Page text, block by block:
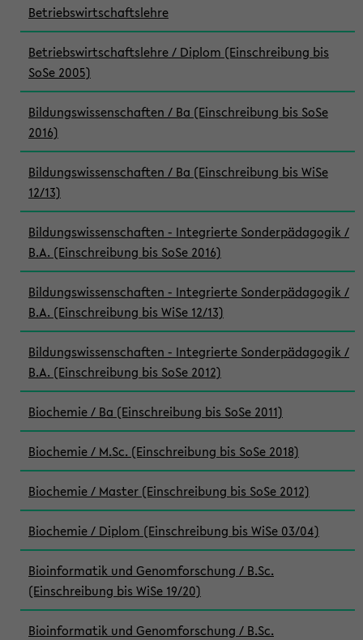
Betriebswirtschaftslehre
Betriebswirtschaftslehre / Diplom (Einschreibung bis
SoSe 2005)
Bildungswissenschaften / Ba (Einschreibung bis SoSe
2016)
Bildungswissenschaften / Ba (Einschreibung bis WiSe
12/13)
Bildungswissenschaften - Integrierte Sonderpädagogik /
B.A. (Einschreibung bis SoSe 2016)
Bildungswissenschaften - Integrierte Sonderpädagogik /
B.A. (Einschreibung bis WiSe 12/13)
Bildungswissenschaften - Integrierte Sonderpädagogik /
B.A. (Einschreibung bis SoSe 2012)
Biochemie / Ba (Einschreibung bis SoSe 2011)
Biochemie / M.Sc. (Einschreibung bis SoSe 2018)
Biochemie / Master (Einschreibung bis SoSe 2012)
Biochemie / Diplom (Einschreibung bis WiSe 03/04)
Bioinformatik und Genomforschung / B.Sc.
(Einschreibung bis WiSe 19/20)
Bioinformatik und Genomforschung / B.Sc.